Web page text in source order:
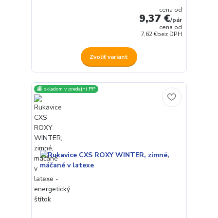
cena od
9,37 €/pár
cena od
7,62 €bez DPH
Zvoliť variant
🏬 skladom v predajni PP